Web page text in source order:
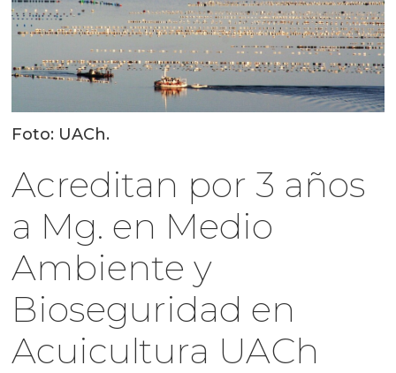
Foto: UACh.
Acreditan por 3 años
a Mg. en Medio
Ambiente y
Bioseguridad en
Acuicultura UACh